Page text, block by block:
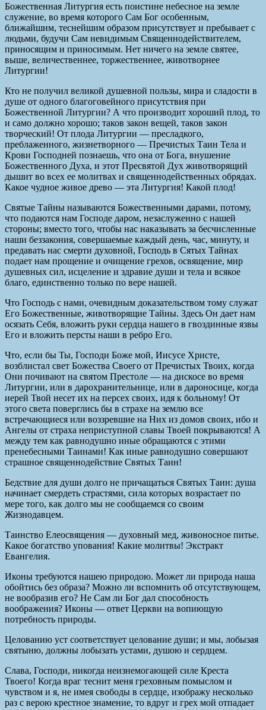
Божественная Литургия есть поистине небесное на земле
служение, во время которого Сам Бог особенным,
ближайшим, теснейшим образом присутствует и пребывает с
людьми, будучи Сам невидимым Священнодействителем,
приносящим и приносимым. Нет ничего на земле святее,
выше, величественнее, торжественнее, животворнее
Литургии!
Кто не получил великой душевной пользы, мира и сладости в
душе от одного благоговейного присутствия при
Божественной Литургии? А что производит хороший плод, то
и само должно хорошо; таков закон вещей, таков закон
творческий! От плода Литургии — пресладкого,
преблаженного, жизнетворного — Пречистых Таин Тела и
Крови Господней познаешь, что она от Бога, внушение
Божественного Духа, и этот Пресвятой Дух животворящий
дышит во всех ее молитвах и священнодейственных обрядах.
Какое чудное живое древо — эта Литургия! Какой плод!
Святые Тайны называются Божественными дарами, потому,
что подаются нам Господе даром, незаслуженно с нашей
стороны; вместо того, чтобы нас наказывать за бесчисленные
наши беззакония, совершаемые каждый день, час, минуту, и
предавать нас смерти духовной, Господь в Сятых Тайнах
подает нам прощение и очищение грехов, освящение, мир
душевных сил, исцеление и здравие души и тела и всякое
благо, единственно только по вере нашей.
Что Господь с нами, очевидным доказательством тому служат
Его Божественные, животворящие Тайны. Здесь Он дает нам
осязать Себя, вложить руки сердца нашего в гвоздинные язвы
Его и вложить персты наши в ребро Его.
Что, если бы Ты, Господи Боже мой, Иисусе Христе,
возблистал свет Божества Своего от Пречистых Твоих, когда
Они почивают на святом Престоле — на дискосе во время
Литургии, или в дарохранительнице, или в дароносице, когда
иерей Твой несет их на персех своих, идя к больному! От
этого света поверглись бы в страхе на землю все
встречающиеся или воззревшие на Них из домов своих, ибо и
Ангелы от страха неприступной славы Твоей покрываются! А
между тем как равнодушно иные обращаются с этими
пренебесными Таинами! Как иные равнодушно совершают
страшное священнодействие Святых Таин!
Бедствие для души долго не причащаться Святых Таин: душа
начинает смердеть страстями, сила которых возрастает по
мере того, как долго мы не сообщаемся со своим
Жизнодавцем.
Таинство Елеосвящения — духовный мед, живоносное питье.
Какое богатство упования! Какие молитвы! Экстракт
Евангелия.
Иконы требуются нашею природою. Может ли природа наша
обойтись без образа? Можно ли вспомнить об отсутствующем,
не вообразив его? Не Сам ли Бог дал способность
воображения? Иконы — ответ Церкви на вопиющую
потребность природы.
Целованию уст соответствует целование души; и мы, лобызая
святыню, должны лобызать устами, душою и сердцем.
Слава, Господи, никогда неизнемогающей силе Креста
Твоего! Когда враг теснит меня греховным помыслом и
чувством и я, не имея свободы в сердце, изображу несколько
раз с верою крестное знамение, то вдруг и грех мой отпадает